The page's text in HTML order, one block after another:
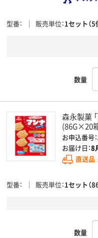
型番 販売単位 1セット（5
数量
森永製菓
(86G×20箱
お申込番号
お届け日：8
直送品
型番 販売単位 1セット（
数量